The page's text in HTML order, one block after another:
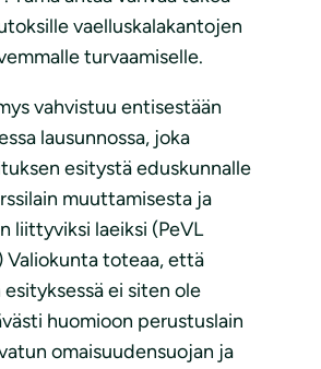
vaelluskalakantojen
turvaamiselle.
vahvistuu entisestään
lausunnossa, joka
esitystä eduskunnalle
muuttamisesta ja
liittyviksi laeiksi (PeVL
Valiokunta toteaa, että
esityksessä ei siten ole
huomioon perustuslain
omaisuudensuojan ja